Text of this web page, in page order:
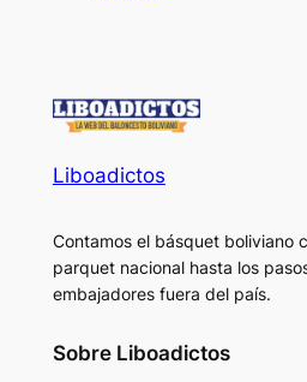
Liboadictos
Contamos el básquet boliviano
parquet nacional hasta los
embajadores fuera del país.
Sobre Liboadictos